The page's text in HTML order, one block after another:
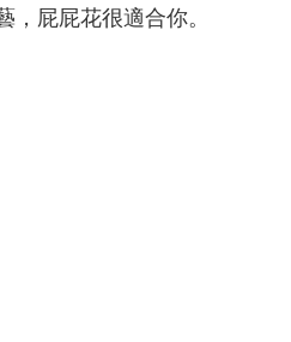
，屁屁花很適合你。